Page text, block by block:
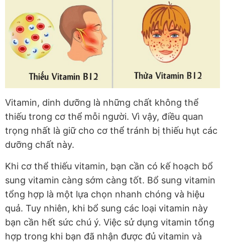
Vitamin, dinh dưỡng là những chất không thể
thiếu trong cơ thể mỗi người. Vì vậy, điều quan
trọng nhất là giữ cho cơ thể tránh bị thiếu hụt các
dưỡng chất này.
Khi cơ thể thiếu vitamin, bạn cần có kế hoạch bổ
sung vitamin càng sớm càng tốt. Bổ sung vitamin
tổng hợp là một lựa chọn nhanh chóng và hiệu
quả. Tuy nhiên, khi bổ sung các loại vitamin này
bạn cần hết sức chú ý. Việc sử dụng vitamin tổng
hợp trong khi bạn đã nhận được đủ vitamin và